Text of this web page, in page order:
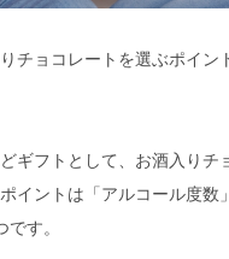
チョコレートを選ぶポイン
ギフトとして、お酒入りチ
イントは「アルコール度数
す。